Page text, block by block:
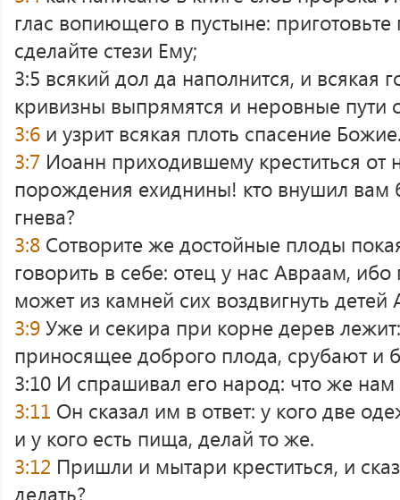
глас вопиющего в пустыне:
сделайте стези Ему;
3:5 всякий дол да наполнится, и всякая
кривизны выпрямятся и неровные пути
3:6 и узрит всякая плоть спасение
3:7 Иоанн приходившему креститься от
порождения ехиднины! кто внушил вам
гнева?
3:8 Сотворите же достойные плоды
говорить в себе: отец у нас Авраам,
может из камней сих воздвигнуть детей
3:9 Уже и секира при корне дерев
приносящее доброго плода, срубают и
3:10 И спрашивал его народ: что же нам
3:11 Он сказал им в ответ: у кого две
и у кого есть пища, делай то же.
3:12 Пришли и мытари креститься, и
делать?